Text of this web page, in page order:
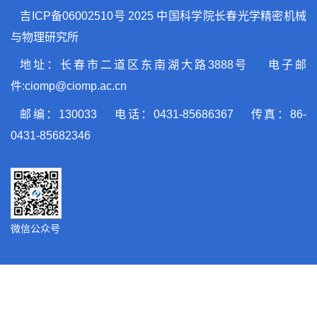
吉ICP备06002510号 2025 中国科学院长春光学精密机械
与物理研究所
地址：长春市二道区东南湖大路3888号 电子邮
件:ciomp@ciomp.ac.cn
邮编：130033 电话：0431-85686367 传真：86-
0431-85682346
微信公众号